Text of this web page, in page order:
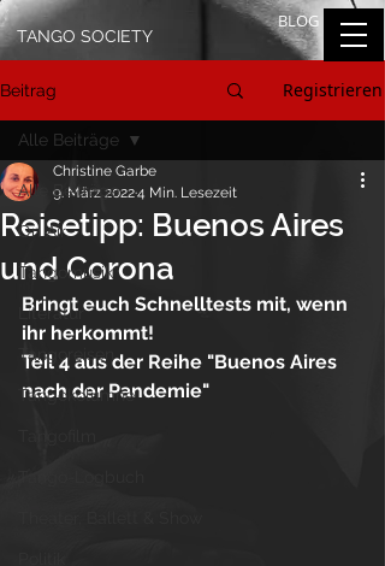
BLOG
TANGO SOCIETY
Beitrag Registrieren
Alle Beiträge
On Air
Tangomusik
Literatur
Tangoreisen
Tangokolumne
Alle Beiträge
Reisetipp: Buenos Aires
und Corona
Christine Garbe
9. März 20224 Min. Lesezeit
Bringt euch Schnelltests mit, wenn
ihr herkommt!
Teil 4 aus der Reihe "Buenos Aires
nach der Pandemie"